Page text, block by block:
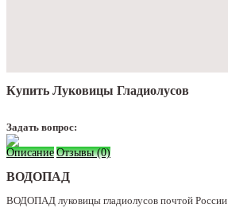
Купить Луковицы Гладиолусов
Задать вопрос:
Описание Отзывы (0)
ВОДОПАД
ВОДОПАД луковицы гладиолусов почтой России